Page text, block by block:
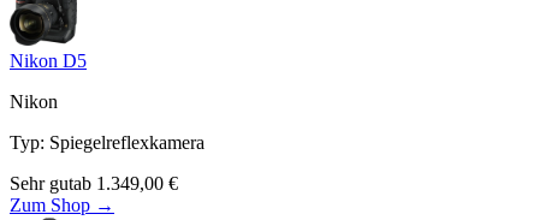
Nikon D5
Nikon
Typ: Spiegelreflexkamera
Sehr gutab 1.349,00 €
Zum Shop →